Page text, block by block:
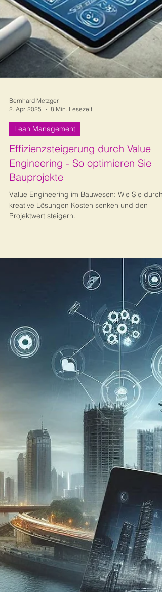
Bernhard Metzger
2. Apr. 2025
8 Min. Lesezeit
Lean Management
Effizienzsteigerung durch Value
Engineering - So optimieren Sie
Bauprojekte
Value Engineering im Bauwesen: Wie Sie durch
Projektwert steigern.